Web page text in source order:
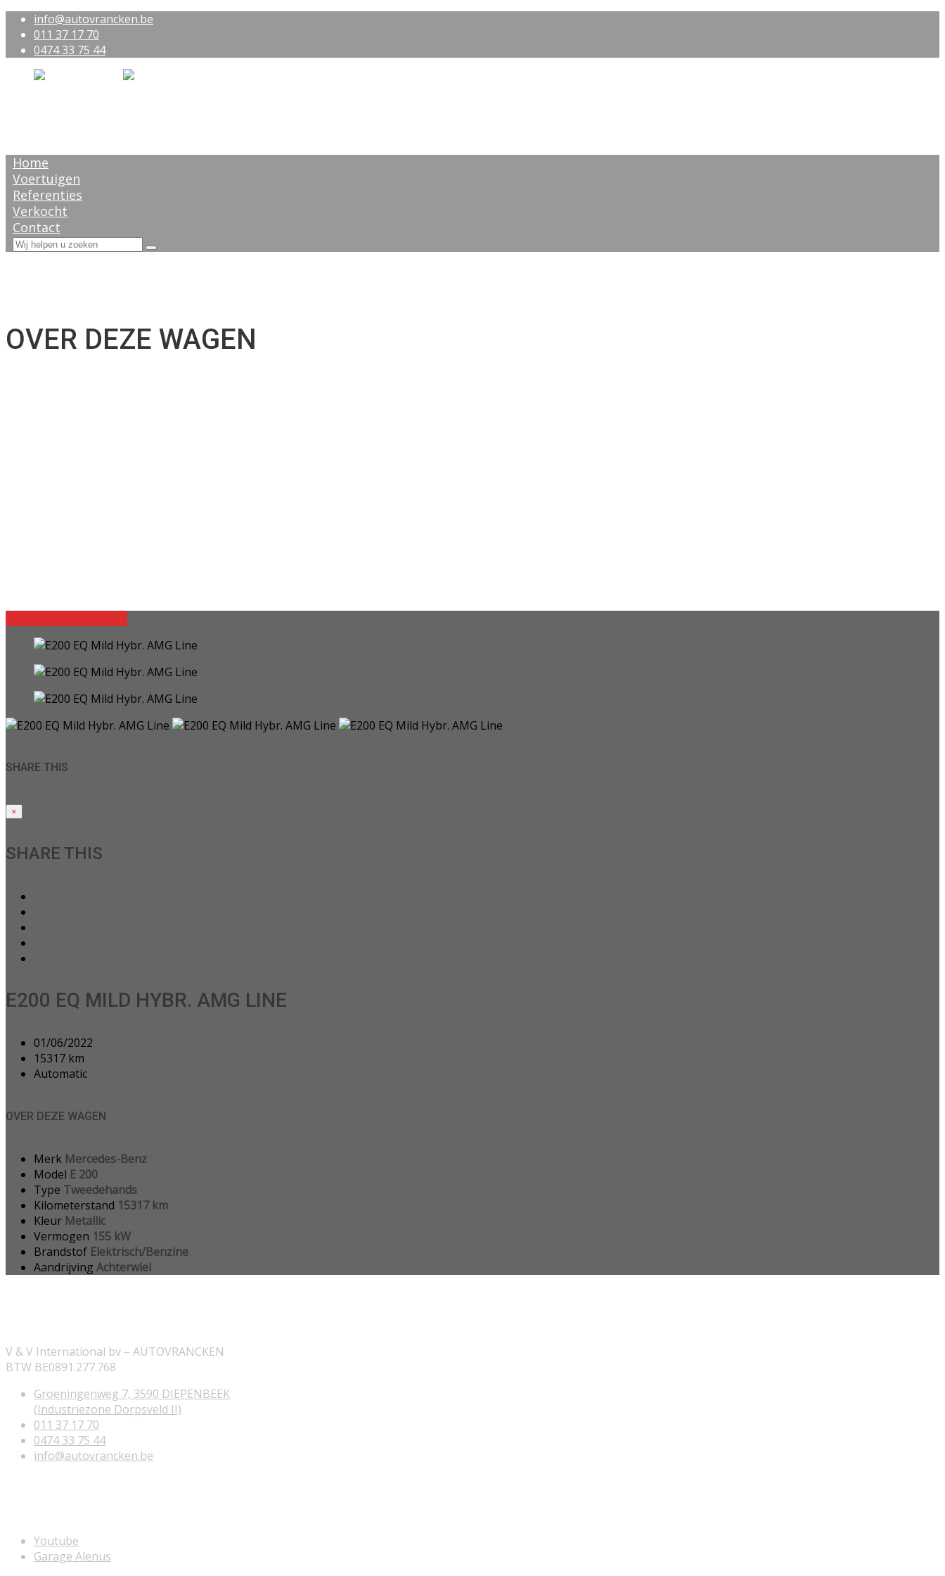
info@autovrancken.be
011 37 17 70
0474 33 75 44
Home
Voertuigen
Referenties
Verkocht
Contact
OVER DEZE WAGEN
SHARE THIS
×
SHARE THIS
E200 EQ MILD HYBR. AMG LINE
01/06/2022
15317 km
Automatic
OVER DEZE WAGEN
Merk Mercedes-Benz
Model E 200
Type Tweedehands
Kilometerstand 15317 km
Kleur Metallic
Vermogen 155 kW
Brandstof Elektrisch/Benzine
Aandrijving Achterwiel
V & V International bv – AUTOVRANCKEN
BTW BE0891.277.768
Groeningenweg 7, 3590 DIEPENBEEK
(Industriezone Dorpsveld II)
011 37 17 70
0474 33 75 44
info@autovrancken.be
Youtube
Garage Alenus